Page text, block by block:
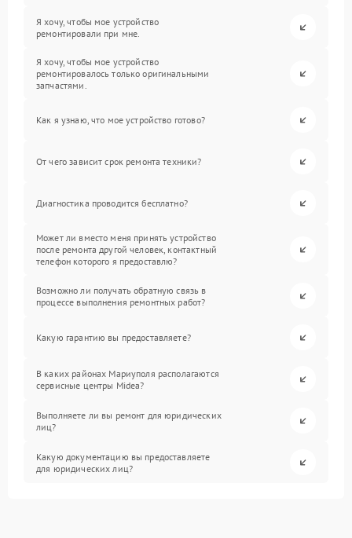
Я хочу, чтобы мое устройство
ремонтировали при мне.
Я хочу, чтобы мое устройство
ремонтировалось только оригинальными
запчастями.
Как я узнаю, что мое устройство готово?
От чего зависит срок ремонта техники?
Диагностика проводится бесплатно?
Может ли вместо меня принять устройство
после ремонта другой человек, контактный
телефон которого я предоставлю?
Возможно ли получать обратную связь в
процессе выполнения ремонтных работ?
Какую гарантию вы предоставляете?
В каких районах Мариуполя располагаются
сервисные центры Midea?
Выполняете ли вы ремонт для юридических
лиц?
Какую документацию вы предоставляете
для юридических лиц?